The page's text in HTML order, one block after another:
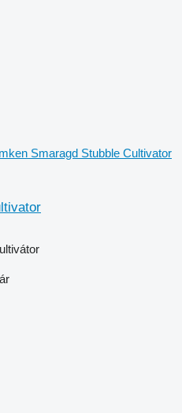
Smaragd Stubble Cultivator